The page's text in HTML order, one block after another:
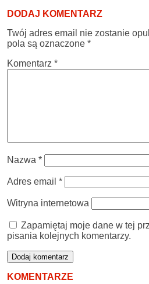
DODAJ KOMENTARZ
Twój adres email nie zostanie
pola są oznaczone *
Komentarz *
Nazwa *
Adres email *
Witryna internetowa
Zapamiętaj moje dane w tej
pisania kolejnych komentarzy.
KOMENTARZE